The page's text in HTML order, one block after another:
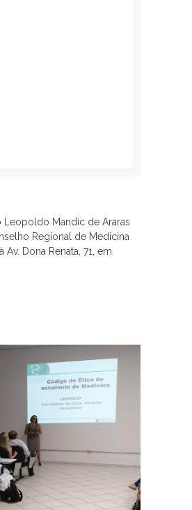
Leopoldo Mandic de Araras
Regional de Medicina
Dona Renata, 71, em